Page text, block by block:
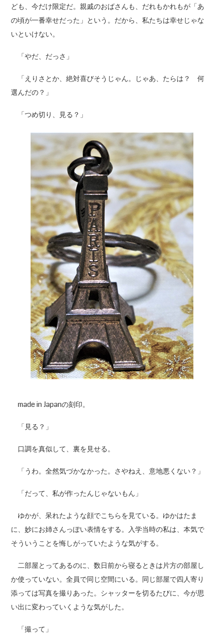
ども、今だけ限定だ。親戚のおばさんも、だれもかれもが「あ
の頃が一番幸せだった」という。だから、私たちは幸せじゃな
いといけない。
「やだ、だっさ」
「えりさとか、絶対喜びそうじゃん。じゃあ、たらは？ 何
選んだの？」
「つめ切り、見る？」
made in Japanの刻印。
「見る？」
口調を真似して、裏を見せる。
「うわ。全然気づかなかった。さやねえ、意地悪くない？」
「だって、私が作ったんじゃないもん」
ゆかが、呆れたような顔でこちらを見ている。ゆかはたま
に、妙にお姉さんっぽい表情をする。入学当時の私は、本気で
そういうことを悔しがっていたような気がする。
二部屋とってあるのに、数日前から寝るときは片方の部屋し
か使っていない。全員で同じ空間にいる。同じ部屋で四人寄り
添っては写真を撮りあった。シャッターを切るたびに、今が思
い出に変わっていくような気がした。
「撮って」